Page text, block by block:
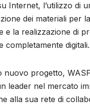
Internet, l’utilizzo di
dei materiali per la
e la realizzazione di
completamente digitali.
nuovo progetto,
leader nel mercato
alla sua rete di